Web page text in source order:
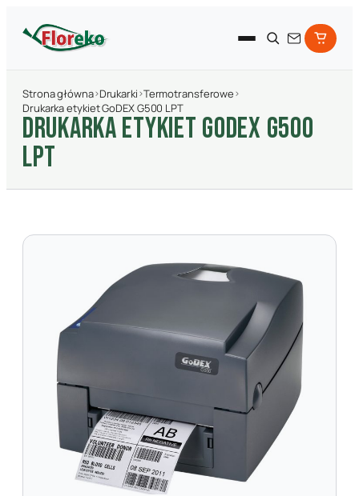
Strona główna›Drukarki›Termotransferowe›
Drukarka etykiet GoDEX G500 LPT
DRUKARKA ETYKIET GODEX G500
LPT